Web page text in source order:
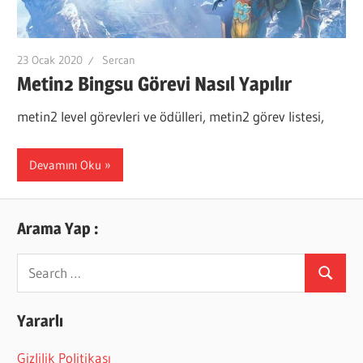
23 Ocak 2020 Sercan
Metin2 Bingsu Görevi Nasıl Yapılır
metin2 level görevleri ve ödülleri, metin2 görev listesi,
Devamını Oku
Arama Yap :
Search
for:
Search
Yararlı
Gizlilik Politikası